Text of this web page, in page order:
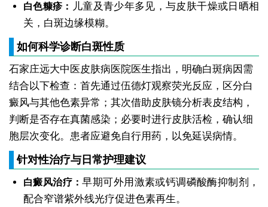
白色糠疹： 儿童及青少年多见，与皮肤干燥或日晒相
关，白斑边缘模糊。
如何科学诊断白斑性质
石家庄远大中医皮肤病医院医生指出，明确白斑病因需
结合以下检查：首先通过伍德灯观察荧光反应，区分白
癜风与其他色素异常；其次借助皮肤镜分析表皮结构，
判断是否存在真菌感染；必要时进行皮肤活检，确认细
胞层次变化。患者应避免自行用药，以免延误病情。
针对性治疗与日常护理建议
白癜风治疗：早期可外用激素或钙调磷酸酶抑制剂，
配合窄谱紫外线光疗促进色素再生。